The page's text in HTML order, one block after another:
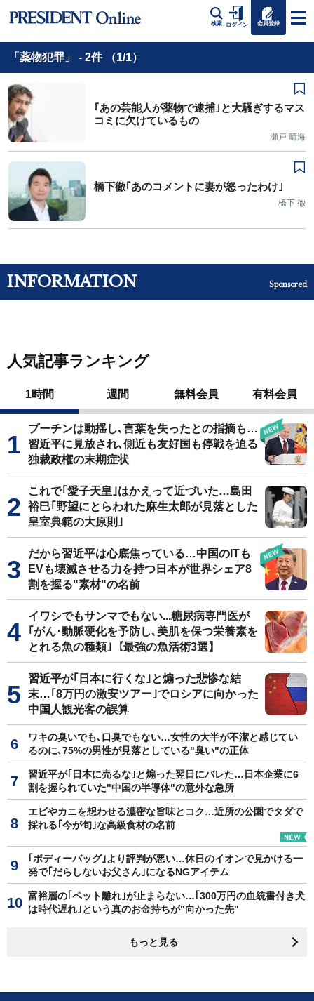
検索 ログイン 会員登録
「薬物犯罪」 - 2件 （1/1）
｢あの芸能人が薬物で逮捕｣と大騒ぎするマス
コミに欠けているもの
瀬戸 晴海
橋下徹｢あのコメントに妻が怒ったわけ｣
橋下 徹
INFORMATION Sponsored
人気記事ランキング
1時間 週間 無料会員 有料会員
プーチンは動揺し､言葉を失ったとの指摘も…
習近平に見放され､側近も友好国も停戦を迫る
独裁政権の末期症状
これで｢愛子天皇｣はかえって近づいた…島田
裕巳｢野望にとらわれた麻生太郎が見落とした
皇室典範の大原則｣
だから習近平は心底焦っている…中国のITも
EVも壊滅させる力を持つ日本が世界シェア8
割を握る"素材"の名前
イワシでもサンマでもない...糖尿病専門医が
｢がん･動脈硬化を予防し､美肌を保つ栄養素を
とれる魚の種類｣【最強の魚活術3選】
習近平が｢日本に行くな｣と煽った悲惨な結
末…｢8万円の激安ツアー｣でロシアに向かった
中国人観光客の誤算
ワキの臭いでも､口臭でもない…女性の大半が不潔と感じてい
るのに､75%の男性が見落としている"臭い"の正体
習近平が｢日本に売るな｣と煽った翌日にバレた…日本企業に6
割を握られていた"中国の半導体"の意外な急所
エビやカニを想わせる濃密な旨味とコク…近所の公園でタダで
採れる｢今が旬｣な高級食材の名前
｢ボディーバッグ｣より評判が悪い…休日のイオンで見かける一
発で｢だらしないお父さん｣になるNGアイテム
富裕層の｢ペット離れ｣が止まらない…｢300万円の血統書付き犬
は時代遅れ｣という真のお金持ちが"向かった先"
もっと見る